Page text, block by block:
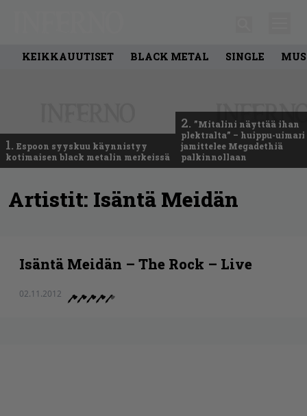
KEIKKAUUTISET BLACK METAL SINGLE
1. Espoon syyskuu käynnistyy
kotimaisen black metalin merkeissä
2. ”Mitalini näyttää ihan
plektralta” – huippu-uimari
jamittelee Megadethiä
palkinnollaan
Artistit: Isäntä Meidän
Isäntä Meidän – The Rock – Live
02.11.2012